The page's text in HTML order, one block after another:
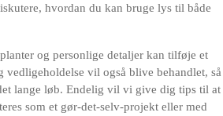
hvordan du kan bruge lys til både
og personlige detaljer kan tilføje et
vil også blive behandlet, så
lange løb. Endelig vil vi give dig tips til at
som et gør-det-selv-projekt eller med